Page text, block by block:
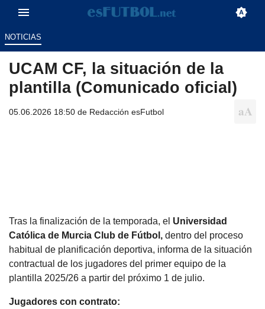
NOTICIAS
UCAM CF, la situación de la
plantilla (Comunicado oficial)
05.06.2026 18:50 de Redacción esFutbol
Tras la finalización de la temporada, el Universidad
Católica de Murcia Club de Fútbol, dentro del proceso
habitual de planificación deportiva, informa de la situación
contractual de los jugadores del primer equipo de la
plantilla 2025/26 a partir del próximo 1 de julio.
Jugadores con contrato: